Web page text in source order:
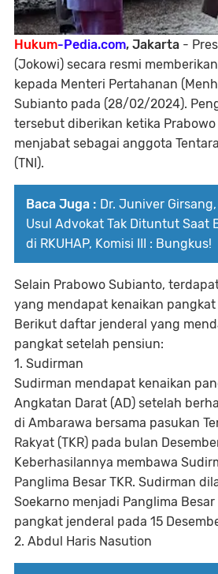
Hukum-Pedia.com, Jakarta -
(Jokowi) secara resmi
kepada Menteri Pertahanan
Subianto pada (28/02/2024).
tersebut diberikan ketika
menjabat sebagai anggota
(TNI).
Baca Juga : Dr. Juniver Girsang,
Usul Advokat Tak Dituntut Saat
di RKUHAP, Komisi III : Bungkus!
Selain Prabowo Subianto,
yang mendapat kenaikan
Berikut daftar jenderal yang
pangkat setelah pensiun:
1. Sudirman
Sudirman mendapat kenaikan
Angkatan Darat (AD) setelah
di Ambarawa bersama pasukan
Rakyat (TKR) pada bulan
Keberhasilannya membawa
Panglima Besar TKR. Sudirman
Soekarno menjadi Panglima Besar
pangkat jenderal pada 15
2. Abdul Haris Nasution